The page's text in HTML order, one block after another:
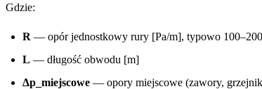
Gdzie:
R — opór jednostkowy rury [Pa/m], typowo 100–200
L — długość obwodu [m]
Δp_miejscowe — opory miejscowe (zawory,